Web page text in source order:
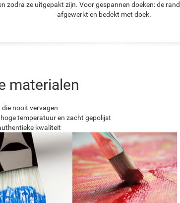
zodra ze uitgepakt zijn. Voor gespannen doeken: de
afgewerkt en bedekt met doek.
materialen
die nooit vervagen
temperatuur en zacht gepolijst
kwaliteit